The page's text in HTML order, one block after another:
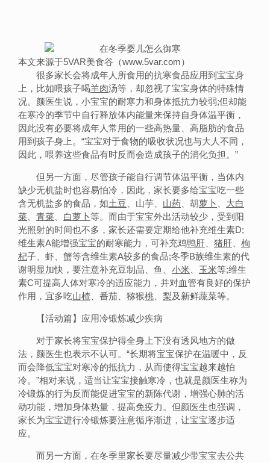
本文来源于5VAR美食谷（www.5var.com）
很多家长会将成年人所食用的抗寒食品应用到宝宝身
上，比如喂孩子喝羊肉汤等，却忽视了宝宝身体的特殊情
况。颜医生说，小宝宝的耐寒力和身体抵抗力较弱;但却能
在寒冷的季节中自行释放体内能量来保持自身体温平衡，
因此没有必要将成年人常用的一些高热量、高脂肪的食品
用到孩子身上。“宝宝对于食物的吸收状况也与大人不同，
因此，喂养这些食品有时反而会造成孩子的消化负担。”
但另一方面，尽管孩子能自行调节体温平衡，当体内
缺少无机盐时也容易怕冷，因此，家长要多给宝宝吃一些
含无机盐多的食品，如土豆 、山芋、 山药 、胡萝卜 大白
菜
青菜 白萝卜等。而由于宝宝外出活动较少，受到阳
光照射的时间也不多，家长还需要定期给他补充维生素D;
维生素A能增强宝宝的耐寒能力，可补充鸡鸭肝 猪肝
枸
杞子、虾、蟹等含维生素A较多的食品;冬季B族维生素的代
谢明显加快，要注意补充豆制品、鱼、 小米 玉米等;维生
素C可提高人体对寒冷的适应能力，并对血管有良好的保护
作用，宜多吃山楂 、番茄、猕猴桃 梨及新鲜蔬菜等。
【活动篇】应用冷锻炼减少疾病
对于家长将宝宝保护得全身上下没有透风地方的做
法，颜医生也表示不认可。“长期将宝宝保护在温暖中，反
而会降低宝宝对寒冷的抵抗力，从而使得宝宝越来越怕
冷。”相对来说，适当让宝宝接触寒冷，也就是颜医生称为
冷锻炼的行为反而能促进宝宝的新陈代谢，增强心肺的活
动功能，增加身体热量，提高免疫力。但颜医生也强调，
家长为宝宝进行冷锻炼要注意循序渐进，让宝宝逐步适
应。
而另一方面，在冬季里家长要尽量减少带宝宝去公共